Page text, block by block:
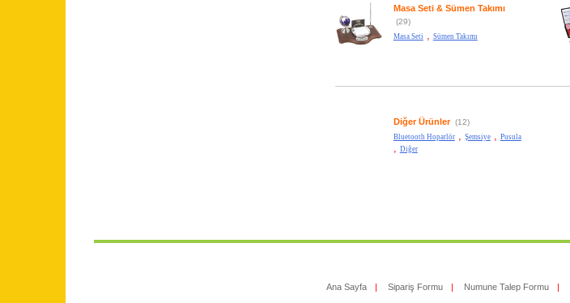
Masa Seti & Sümen Takımı
(29)
Masa Seti, Sümen Takımı
Diğer Ürünler(12)
Bluetooth Hoparlör, Şemsiye, Pusula
, Diğer
Ana Sayfa | Sipariş Formu | Numune Talep Formu |